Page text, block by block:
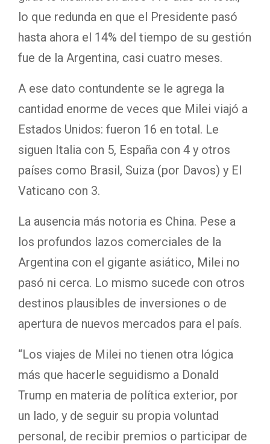
lo que redunda en que el Presidente pasó
hasta ahora el 14% del tiempo de su gestión
fue de la Argentina, casi cuatro meses.
A ese dato contundente se le agrega la
cantidad enorme de veces que Milei viajó a
Estados Unidos: fueron 16 en total. Le
siguen Italia con 5, España con 4 y otros
países como Brasil, Suiza (por Davos) y El
Vaticano con 3.
La ausencia más notoria es China. Pese a
los profundos lazos comerciales de la
Argentina con el gigante asiático, Milei no
pasó ni cerca. Lo mismo sucede con otros
destinos plausibles de inversiones o de
apertura de nuevos mercados para el país.
“Los viajes de Milei no tienen otra lógica
más que hacerle seguidismo a Donald
Trump en materia de política exterior, por
un lado, y de seguir su propia voluntad
personal, de recibir premios o participar de